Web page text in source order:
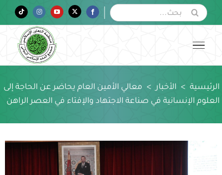
البحث
عن:
Facebook
Twitter
YouTube
Instagram
Tiktok
الرئيسية > الأخبار > معالي الأمين العام يحاضر عن الحاجة إلى
العلوم الإنسانية في صناعة الاجتهاد والإفتاء في العصر الراهن